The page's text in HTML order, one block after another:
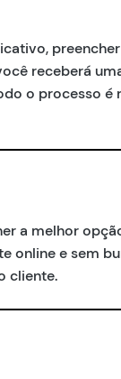
receberá
o processo é
a melhor
online e sem
cliente.